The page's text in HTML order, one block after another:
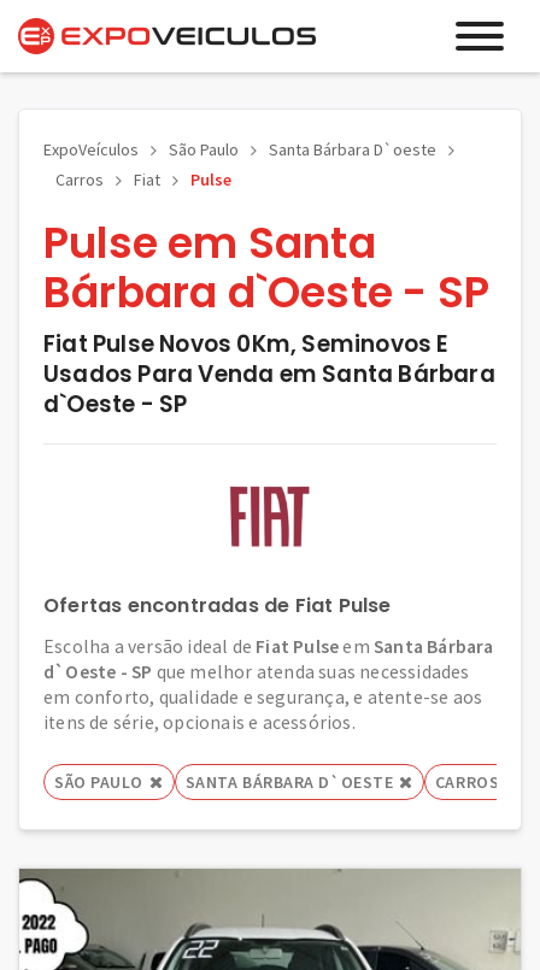
ExpoVeículos São Paulo
Santa Bárbara D`oeste
Carros
Fiat Pulse
Pulse em Santa
Bárbara d`Oeste - SP
Fiat Pulse Novos 0Km, Seminovos E
Usados Para Venda em Santa Bárbara
d`Oeste - SP
Ofertas encontradas de Fiat Pulse
Escolha a versão ideal de Fiat PulseemSanta Bárbara
d`Oeste - SP que melhor atenda suas necessidades
em conforto, qualidade e segurança, e atente-se aos
itens de série, opcionais e acessórios.
SÃO PAULO SANTA BÁRBARA D`OESTE CARROS